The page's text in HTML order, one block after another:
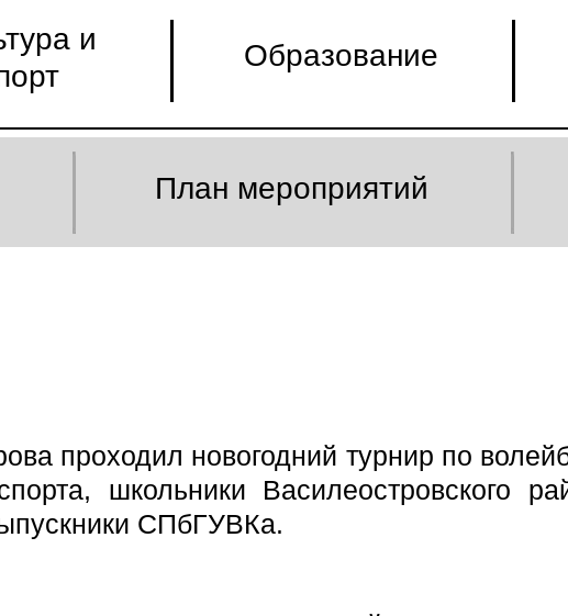
и
Образование
План мероприятий
проходил новогодний турнир по
школьники Василеостровского
СПбГУВКа.